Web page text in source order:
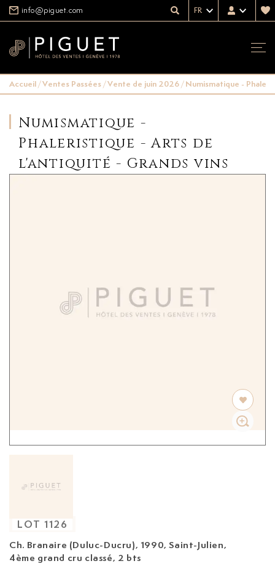
info@piguet.com FR
Accueil/Ventes Passées/Vente de juin 2026/Numismatique -
Numismatique -
Phaleristique - Arts de
l'antiquité - Grands vins
Ch. Branaire (Duluc-Ducru), 1990, Saint-Julien,
4ème grand cru classé, 2 bts
LOT 1126